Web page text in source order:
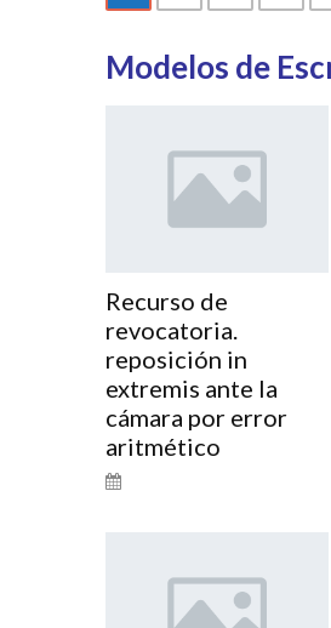
Modelos de
Recurso de
revocatoria.
reposición in
extremis ante la
cámara por error
aritmético